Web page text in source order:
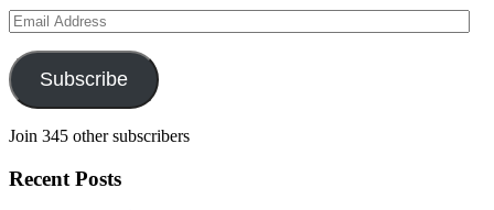
Email
Address
Subscribe
Join 345 other subscribers
Recent Posts